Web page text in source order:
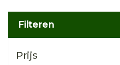
Filteren
Prijs